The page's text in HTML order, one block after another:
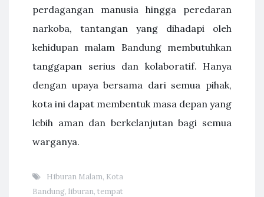
perdagangan manusia hingga peredaran
narkoba, tantangan yang dihadapi oleh
kehidupan malam Bandung membutuhkan
tanggapan serius dan kolaboratif. Hanya
dengan upaya bersama dari semua pihak,
kota ini dapat membentuk masa depan yang
lebih aman dan berkelanjutan bagi semua
warganya.
Hiburan Malam, Kota
Bandung, liburan, tempat